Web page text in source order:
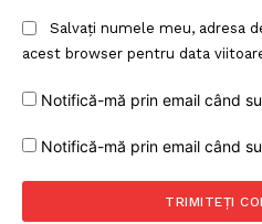
Salvați numele meu, adresa
acest browser pentru data
Notifică-mă prin email când
Notifică-mă prin email când